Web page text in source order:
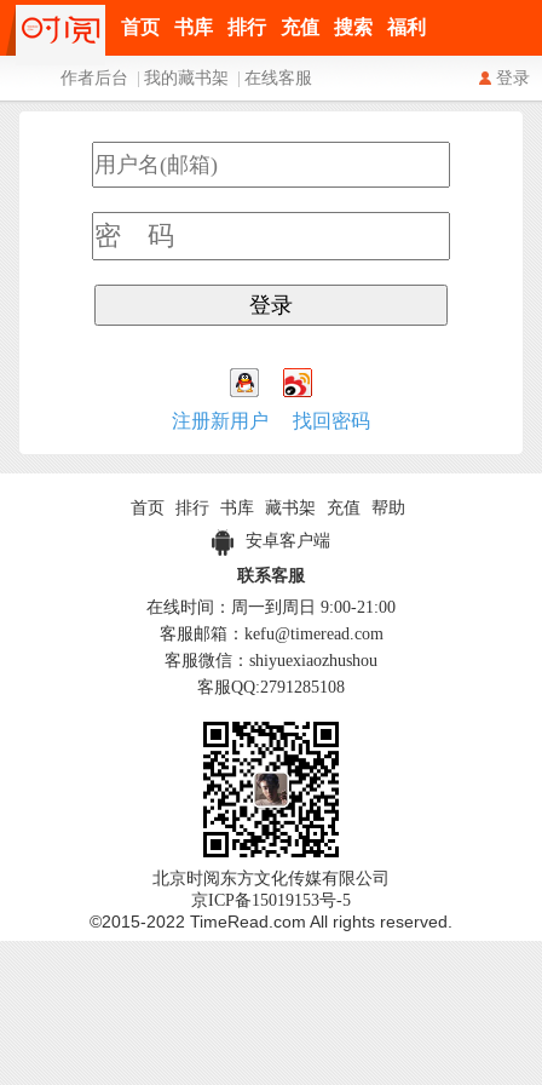
首页 书库 排行 充值 搜索 福利
登录
作者后台 我的藏书架 在线客服
注册新用户 找回密码
首页 排行 书库 藏书架 充值
帮助
安卓客户端
联系客服
在线时间：周一到周日 9:00-21:00
客服邮箱：kefu@timeread.com
客服微信：shiyuexiaozhushou
客服QQ:2791285108
北京时阅东方文化传媒有限公司
京ICP备15019153号-5
©2015-2022 TimeRead.com All rights reserved.